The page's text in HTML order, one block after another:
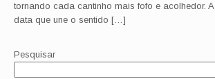
tornando cada cantinho mais fofo e acolhedor.
data que une o sentido […]
Pesquisar